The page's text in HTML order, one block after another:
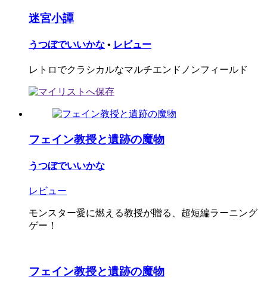
迷宮小譚
うつぼでいいかな • レビュー
レトロでクラシカルなマルチエンドノンフィールド
フェイン教授と遺跡の魔物
うつぼでいいかな
レビュー
モンスター愛に燃える教授が贈る、超短編ラーニング
ゲー！
フェイン教授と遺跡の魔物